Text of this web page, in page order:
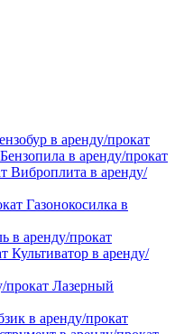
в аренду/прокат
Бензопила в аренду/прокат
Виброплита в аренду/
Газонокосилка в
в аренду/прокат
Культиватор в аренду/
Лазерный
в аренду/прокат